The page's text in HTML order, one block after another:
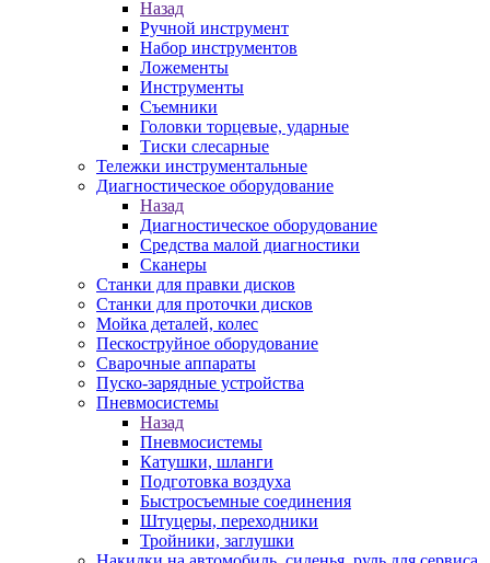
Назад
Ручной инструмент
Набор инструментов
Ложементы
Инструменты
Съемники
Головки торцевые, ударные
Тиски слесарные
Тележки инструментальные
Диагностическое оборудование
Назад
Диагностическое оборудование
Средства малой диагностики
Сканеры
Станки для правки дисков
Станки для проточки дисков
Мойка деталей, колес
Пескоструйное оборудование
Сварочные аппараты
Пуско-зарядные устройства
Пневмосистемы
Назад
Пневмосистемы
Катушки, шланги
Подготовка воздуха
Быстросъемные соединения
Штуцеры, переходники
Тройники, заглушки